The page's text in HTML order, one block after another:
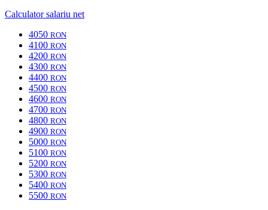
Calculator salariu net
4050 RON
4100 RON
4200 RON
4300 RON
4400 RON
4500 RON
4600 RON
4700 RON
4800 RON
4900 RON
5000 RON
5100 RON
5200 RON
5300 RON
5400 RON
5500 RON